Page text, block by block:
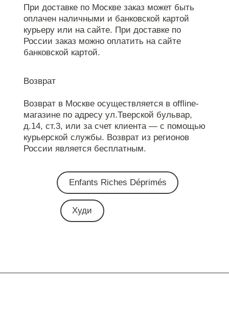
При доставке по Москве заказ может быть
оплачен наличными и банковской картой
курьеру или на сайте. При доставке по
России заказ можно оплатить на сайте
банковской картой.
Возврат
Возврат в Москве осуществляется в offline-
магазине по адресу ул.Тверской бульвар,
д.14, ст.3, или за счет клиента — с помощью
курьерской службы. Возврат из регионов
России является бесплатным.
Enfants Riches Déprimés
Худи